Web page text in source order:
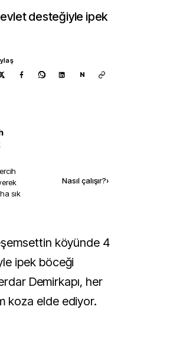
desteğiyle ipek
N
sık
Nasıl çalışır?›
ipek böceği
Demirkapı, her
koza elde ediyor.